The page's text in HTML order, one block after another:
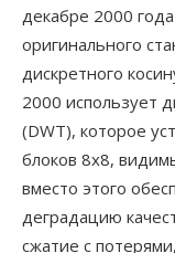
декабре 2000
оригинального
дискретного
2000 использует
(DWT), которое
блоков 8x8,
вместо этого
деградацию
сжатие с